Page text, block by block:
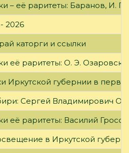
– её раритеты: Баранов, И.
2026
каторги и ссылки
её раритеты: О. Э.
Иркутской губернии в
Сергей Владимирович
её раритеты: Василий
в Иркутской